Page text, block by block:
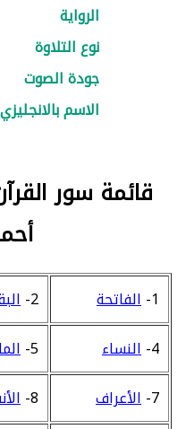
الرواية
نوع التلاوة
جودة الصوت
الاسم بالانجليزي
قائمة سور
1- الفاتحة 2-
4- النساء 5-
7- الأعراف 8-